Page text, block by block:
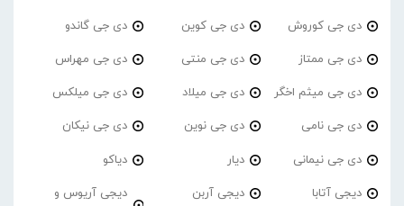
دی جی کوروش دی جی کوین دی جی گاندو
دی جی ممتاز دی جی منتی دی جی مهراس
دی جی میثم اخگر دی جی میلاد دی جی میلکس
دی جی نامی دی جی نوین دی جی نیکان
دی جی نیمانی دیار دیاکو
دیجی آتابا دیجی آربن
دیجی آریوس و